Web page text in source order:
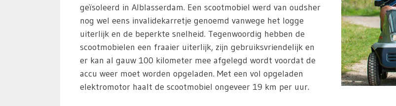
geïsoleerd in Alblasserdam. Een scootmobiel werd van oudsher
nog wel eens invalidekarretje genoemd vanwege het logge
uiterlijk en de beperkte snelheid. Tegenwoordig hebben de
scootmobielen een fraaier uiterlijk, zijn gebruiksvriendelijk en
er kan al gauw 100 kilometer mee afgelegd wordt voordat de
accu weer moet worden opgeladen. Met een vol opgeladen
elektromotor haalt de scootmobiel ongeveer 19 km per uur.